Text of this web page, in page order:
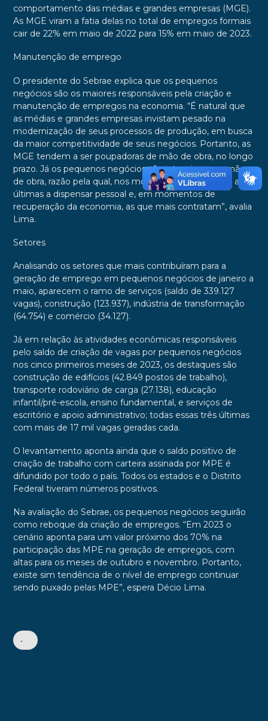
comportamento das médias e grandes empresas (MGE).
As MGE viram a fatia delas no total de empregos formais
cair de 22% em maio de 2022 para 15% em maio de 2023.
Manutenção de emprego
O presidente do Sebrae explica que os pequenos
negócios são os maiores responsáveis pela criação e
manutenção de empregos na economia. “É natural que
as médias e grandes empresas invistam pesado na
modernização de seus processos de produção, em busca
da maior competitividade de seus negócios. Portanto, as
MGE tendem a ser poupadoras de mão de obra, no longo
prazo. Já os pequenos negócios são intensivos em mão
de obra, razão pela qual, nos momentos de crise, são as
últimas a dispensar pessoal e, em momentos de
recuperação da economia, as que mais contratam”, avalia
Lima.
Setores
Analisando os setores que mais contribuíram para a
geração de emprego em pequenos negócios de janeiro a
maio, aparecem o ramo de serviços (saldo de 339.127
vagas), construção (123.937), indústria de transformação
(64.754) e comércio (34.127).
Já em relação às atividades econômicas responsáveis
pelo saldo de criação de vagas por pequenos negócios
nos cinco primeiros meses de 2023, os destaques são
construção de edifícios (42.849 postos de trabalho),
transporte rodoviário de carga (27.138), educação
infantil/pré-escola, ensino fundamental, e serviços de
escritório e apoio administrativo; todas essas três últimas
com mais de 17 mil vagas geradas cada.
O levantamento aponta ainda que o saldo positivo de
criação de trabalho com carteira assinada por MPE é
difundido por todo o país. Todos os estados e o Distrito
Federal tiveram números positivos.
Na avaliação do Sebrae, os pequenos negócios seguirão
como reboque da criação de empregos. “Em 2023 o
cenário aponta para um valor próximo dos 70% na
participação das MPE na geração de empregos, com
altas para os meses de outubro e novembro. Portanto,
existe sim tendência de o nível de emprego continuar
sendo puxado pelas MPE”, espera Décio Lima.
•